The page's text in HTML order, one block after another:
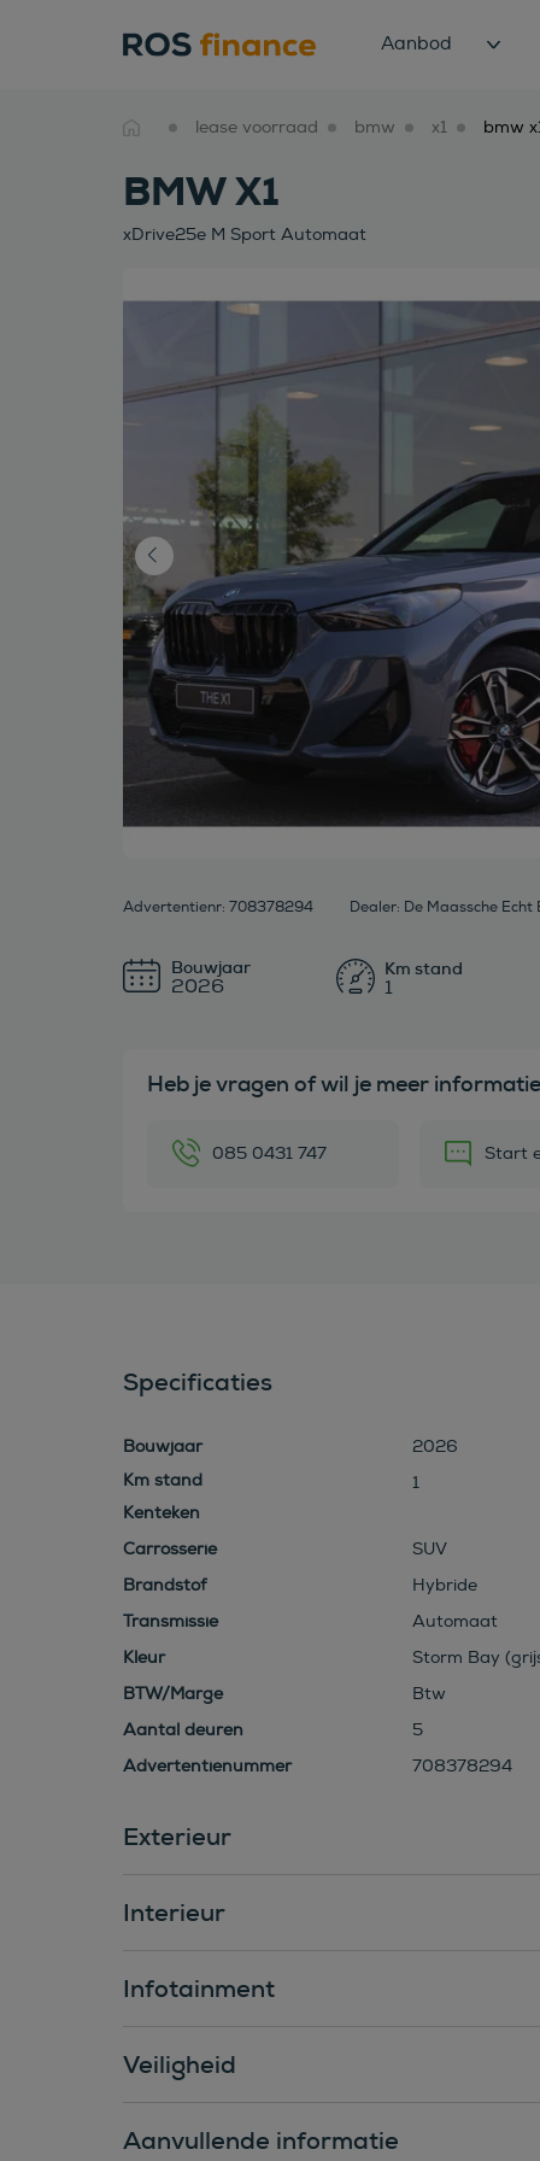
Aanbod
lease voorraad bmw x1
BMW X1
xDrive25e M Sport Automaat
Advertentienr: 708378294 Dealer: De Maassche Echt
Bouwjaar
2026 1
Heb je vragen of wil je meer
085 0431 747 Start
Specificaties
Bouwjaar
2026
1
Kenteken
Carrosserie
SUV
Brandstof
Hybride
Transmissie
Automaat
Kleur
Storm Bay
BTW/Marge
Btw
Aantal deuren
5
Advertentienummer
708378294
Exterieur
Interieur
Infotainment
Veiligheid
Aanvullende informatie